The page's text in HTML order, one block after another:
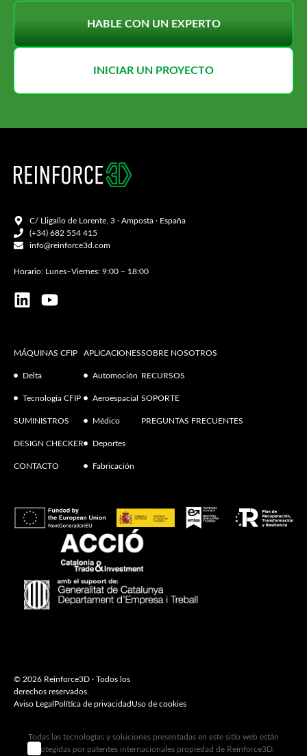
HABLE CON UN EXPERTO
INICIAR UN PROYECTO
C/ Lligallo de Lorente, 3 · Amposta · España
(+34) 682 554 415
info@reinforce3d.com
Horario: Lunes–Viernes: 9:00 – 18:00
MÁQUINAS CFIP
Delta
Tecnología CFIP
SUMINISTROS
DESIGN CHECKER
CONTACTO
APLICACIONES
Automoción
Aeroespacial
Médico
Deportes
Fabricación
SOBRE NOSOTROS
RECURSOS
SOPORTE
PREGUNTAS FRECUENTES
© 2026 Reinforce3D · Todos los
derechos reservados.
Aviso Legal Política de privacidad Uso de cookies
Todas las tecnologías y soluciones presentadas en este sitio web están
protegidas por patentes internacionales propiedad de Reinforce3D.